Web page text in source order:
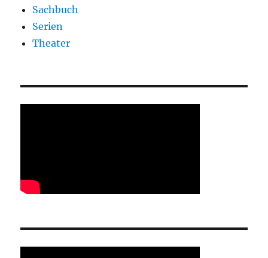
Sachbuch
Serien
Theater